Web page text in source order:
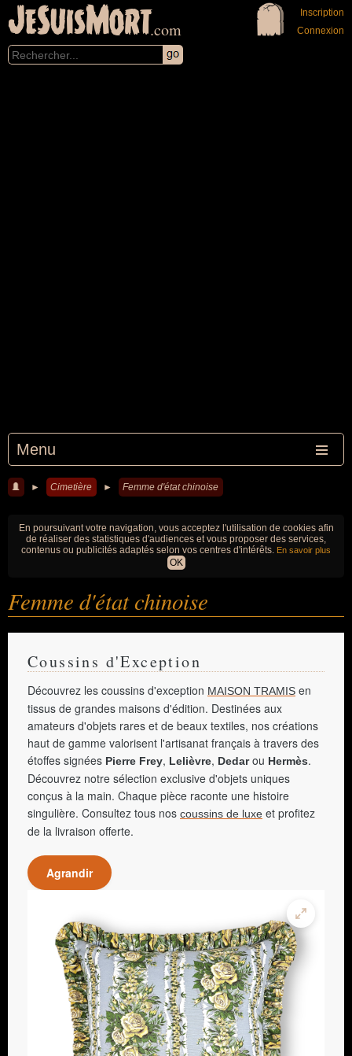
JeSuisMort.com
Menu
Inscription
Connexion
► Cimetière ► Femme d'état chinoise
En poursuivant votre navigation, vous acceptez l'utilisation de cookies afin
de réaliser des statistiques d'audiences et vous proposer des services,
contenus ou publicités adaptés selon vos centres d'intérêts. En savoir plus
OK
Femme d'état chinoise
Coussins d'Exception
Découvrez les coussins d'exception MAISON TRAMIS en
tissus de grandes maisons d'édition. Destinées aux
amateurs d'objets rares et de beaux textiles, nos créations
haut de gamme valorisent l'artisanat français à travers des
étoffes signées Pierre Frey, Lelièvre, Dedarou Hermès.
Découvrez notre sélection exclusive d'objets uniques
conçus à la main. Chaque pièce raconte une histoire
singulière. Consultez tous nos coussins de luxe et profitez
de la livraison offerte.
Agrandir